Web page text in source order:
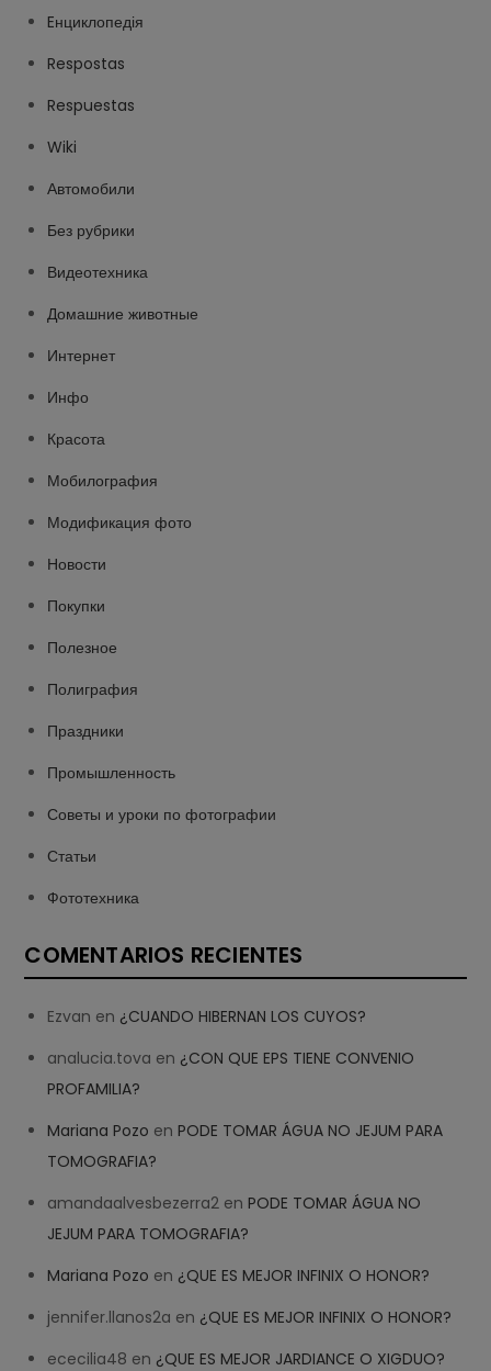
Eнциклопедія
Respostas
Respuestas
Wiki
Автомобили
Без рубрики
Видеотехника
Домашние животные
Интернет
Инфо
Красота
Мобилография
Модификация фото
Новости
Покупки
Полезное
Полиграфия
Праздники
Промышленность
Советы и уроки по фотографии
Статьи
Фототехника
COMENTARIOS RECIENTES
Ezvan en ¿CUANDO HIBERNAN LOS CUYOS?
analucia.tova en ¿CON QUE EPS TIENE CONVENIO
PROFAMILIA?
Mariana Pozo enPODE TOMAR ÁGUA NO JEJUM PARA
TOMOGRAFIA?
amandaalvesbezerra2 enPODE TOMAR ÁGUA NO
JEJUM PARA TOMOGRAFIA?
Mariana Pozo en ¿QUE ES MEJOR INFINIX O HONOR?
jennifer.llanos2a en ¿QUE ES MEJOR INFINIX O HONOR?
ececilia48 en ¿QUE ES MEJOR JARDIANCE O XIGDUO?